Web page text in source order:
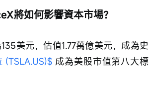
將如何影響資本市場？
美元，估值1.77萬億美元，成為史
(TSLA.US)$ 成為美股市值第八大標